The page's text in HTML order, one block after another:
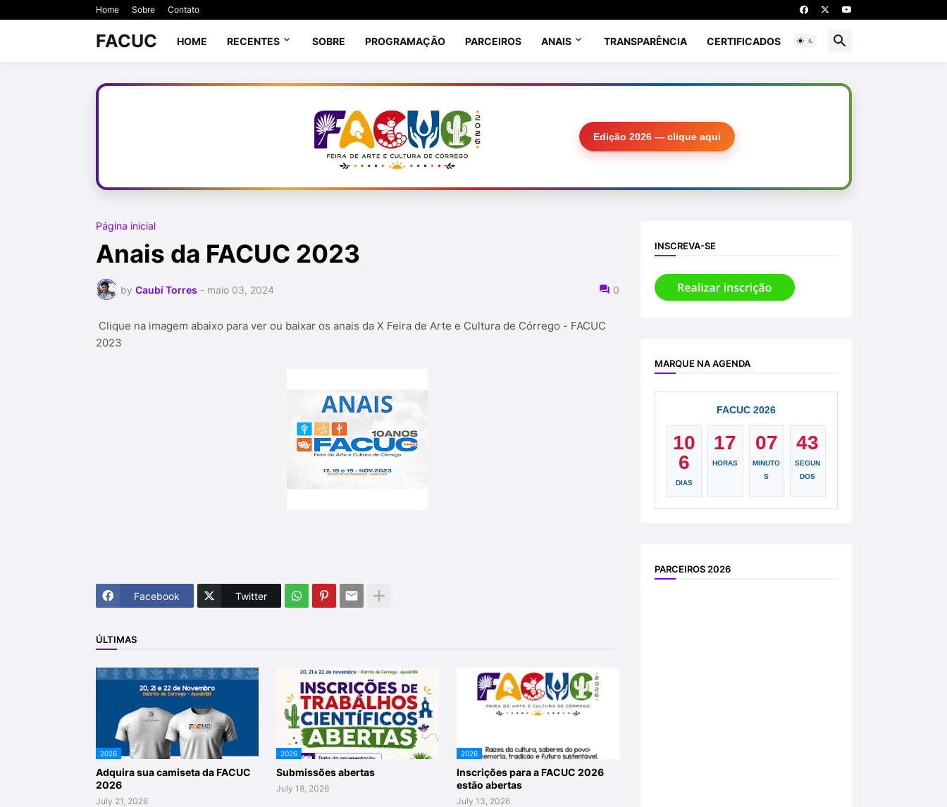
Home Sobre Contato
FACUC HOME RECENTES SOBRE PROGRAMAÇÃO PARCEIROS ANAIS TRANSPARÊNCIA CERTIFICADOS
Edição 2026 — clique aqui
Página inicial
Anais da FACUC 2023
by Caubí Torres - maio 03, 2024 0
Clique na imagem abaixo para ver ou baixar os anais da X Feira de Arte e Cultura de Córrego - FACUC
2023
Facebook Twitter
ÚLTIMAS
2026
Adquira sua camiseta da FACUC
2026
July 21, 2026
2026
Submissões abertas
July 18, 2026
2026
Inscrições para a FACUC 2026
estão abertas
July 13, 2026
INSCREVA-SE
MARQUE NA AGENDA
FACUC 2026
10
6
DIAS
17
HORAS
07
MINUTO
S
42
SEGUN
DOS
PARCEIROS 2026